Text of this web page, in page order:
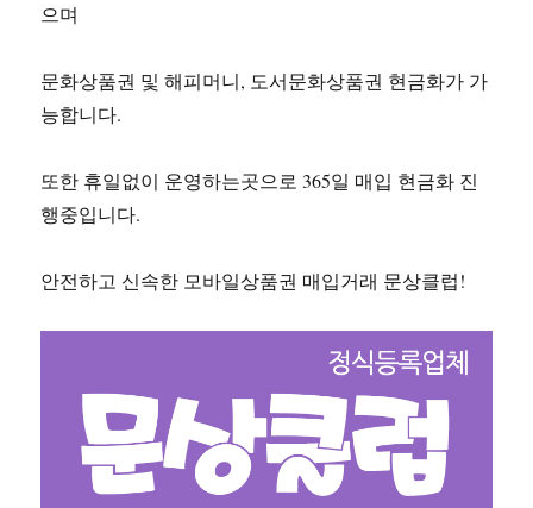
으며
문화상품권 및 해피머니, 도서문화상품권 현금화가 가
능합니다.
또한 휴일없이 운영하는곳으로 365일 매입 현금화 진
행중입니다.
안전하고 신속한 모바일상품권 매입거래 문상클럽!